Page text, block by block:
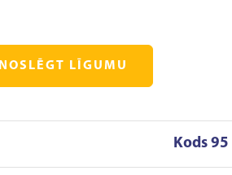
NOSLĒGT LĪGUMU
Kods 95